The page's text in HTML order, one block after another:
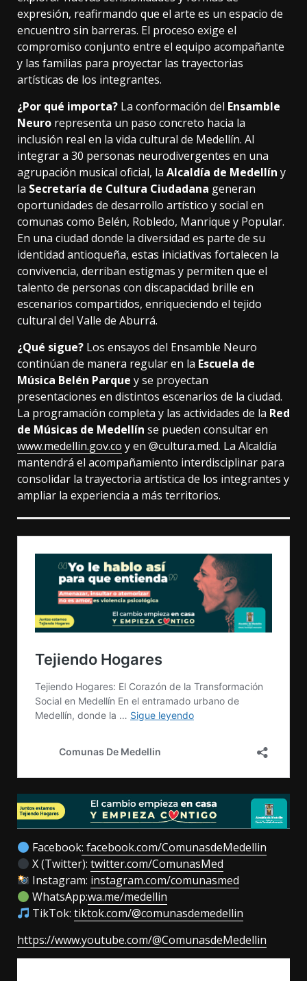
expresión, reafirmando que el arte es un espacio de
encuentro sin barreras. El proceso exige el
compromiso conjunto entre el equipo acompañante
y las familias para proyectar las trayectorias
artísticas de los integrantes.
¿Por qué importa? La conformación del Ensamble
Neuro representa un paso concreto hacia la
inclusión real en la vida cultural de Medellín. Al
integrar a 30 personas neurodivergentes en una
agrupación musical oficial, la Alcaldía de Medellín y
la Secretaría de Cultura Ciudadana generan
oportunidades de desarrollo artístico y social en
comunas como Belén, Robledo, Manrique y Popular.
En una ciudad donde la diversidad es parte de su
identidad antioqueña, estas iniciativas fortalecen la
convivencia, derriban estigmas y permiten que el
talento de personas con discapacidad brille en
escenarios compartidos, enriqueciendo el tejido
cultural del Valle de Aburrá.
¿Qué sigue? Los ensayos del Ensamble Neuro
continúan de manera regular en la Escuela de
Música Belén Parque y se proyectan
presentaciones en distintos escenarios de la ciudad.
La programación completa y las actividades de la Red
de Músicas de Medellín se pueden consultar en
www.medellin.gov.co y en @cultura.med. La Alcaldía
mantendrá el acompañamiento interdisciplinar para
consolidar la trayectoria artística de los integrantes y
ampliar la experiencia a más territorios.
Facebook: facebook.com/ComunasdeMedellin
X (Twitter):twitter.com/ComunasMed
Instagram: instagram.com/comunasmed
WhatsApp:wa.me/medellin
TikTok:tiktok.com/@comunasdemedellin
https://www.youtube.com/@ComunasdeMedellin